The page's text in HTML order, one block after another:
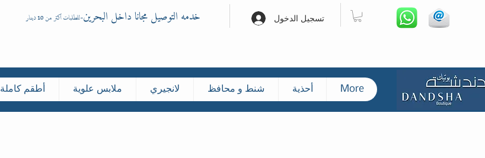
خدمه التوصيل مجانا داخل البحرين-للطلبات اكثر من 10 دينار تسجيل الدخول
أطقم كاملة ملابس علوية لانجيري شنط و محافظ أحذية More